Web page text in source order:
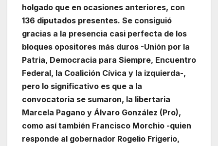
holgado que en ocasiones anteriores, con
136 diputados presentes. Se consiguió
gracias a la presencia casi perfecta de los
bloques opositores más duros -Unión por la
Patria, Democracia para Siempre, Encuentro
Federal, la Coalición Cívica y la izquierda-,
pero lo significativo es que a la
convocatoria se sumaron, la libertaria
Marcela Pagano y Álvaro González (Pro),
como así también Francisco Morchio -quien
responde al gobernador Rogelio Frigerio,